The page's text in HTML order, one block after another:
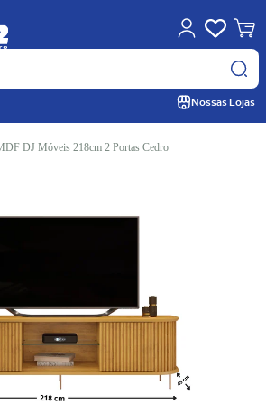
Nossas Lojas
DJ Móveis 218cm 2 Portas Cedro